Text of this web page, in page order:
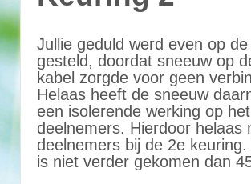
Jullie geduld werd even op
gesteld, doordat sneeuw op
kabel zorgde voor geen
Helaas heeft de sneeuw
een isolerende werking op
deelnemers. Hierdoor helaas
deelnemers bij de 2e
is niet verder gekomen dan